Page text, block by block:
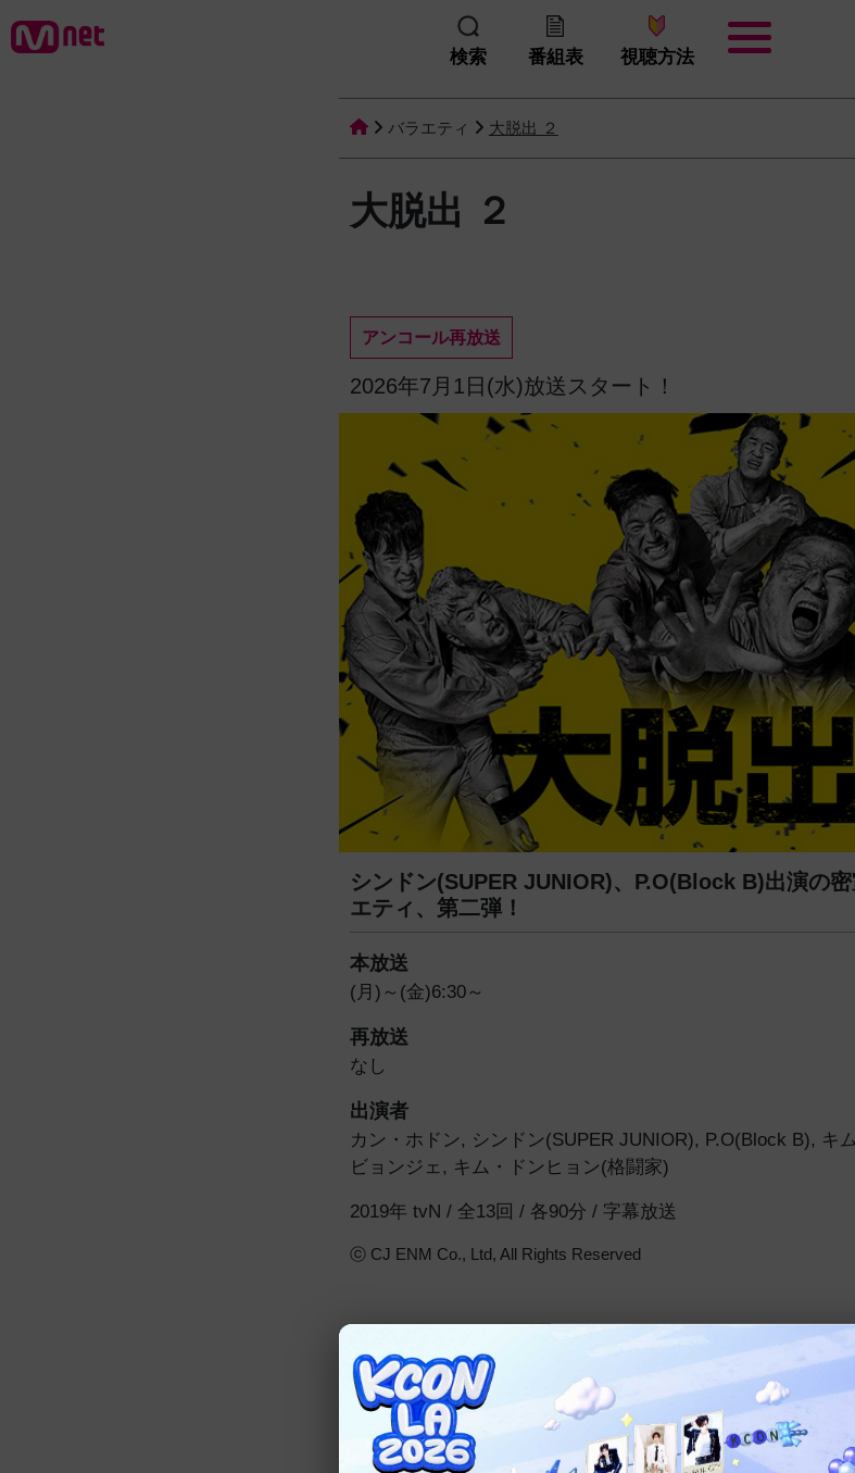
検索 番組表 視聴方法
バラエティ 大脱出 ２
大脱出 ２
アンコール再放送
2026年7月1日(水)放送スタート！
シンドン(SUPER JUNIOR)、P.O(Block B)出演の
エティ、第二弾！
本放送
(月)～(金)6:30～
再放送
なし
出演者
カン・ホドン, シンドン(SUPER JUNIOR), P.O(Block B), キ
ビョンジェ, キム・ドンヒョン(格闘家)
2019年 tvN / 全13回 / 各90分 / 字幕放送
ⓒ CJ ENM Co., Ltd, All Rights Reserved
コメント